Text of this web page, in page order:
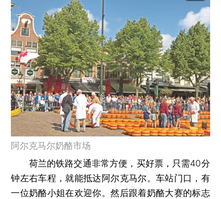
阿尔克马尔奶酪市场
荷兰的铁路交通非常方便，买好票，只需40分
钟左右车程，就能抵达阿尔克马尔。车站门口，有
一位奶酪小姐在欢迎你。然后跟着奶酪大赛的标志